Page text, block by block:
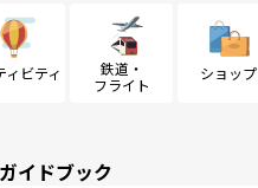
ィビティ
鉄道・
フライト
ショップ
イドブック